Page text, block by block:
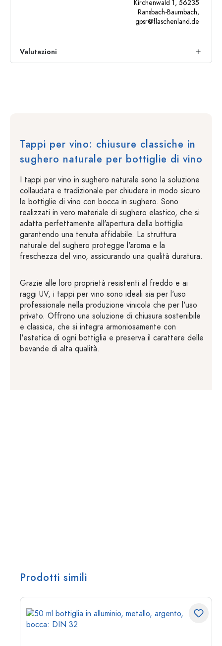
Kirchenwald 1, 56235
Ransbach-Baumbach,
gpsr@flaschenland.de
Valutazioni
Tappi per vino: chiusure classiche in
sughero naturale per bottiglie di vino
I tappi per vino in sughero naturale sono la soluzione
collaudata e tradizionale per chiudere in modo sicuro
le bottiglie di vino con bocca in sughero. Sono
realizzati in vero materiale di sughero elastico, che si
adatta perfettamente all'apertura della bottiglia
garantendo una tenuta affidabile. La struttura
naturale del sughero protegge l'aroma e la
freschezza del vino, assicurando una qualità duratura.
Grazie alle loro proprietà resistenti al freddo e ai
raggi UV, i tappi per vino sono ideali sia per l'uso
professionale nella produzione vinicola che per l'uso
privato. Offrono una soluzione di chiusura sostenibile
e classica, che si integra armoniosamente con
l'estetica di ogni bottiglia e preserva il carattere delle
bevande di alta qualità.
Prodotti simili